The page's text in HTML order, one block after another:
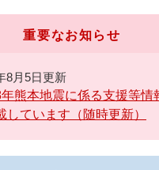
重要なお知らせ
8月5日更新
熊本地震に係る支援等情
しています（随時更新）